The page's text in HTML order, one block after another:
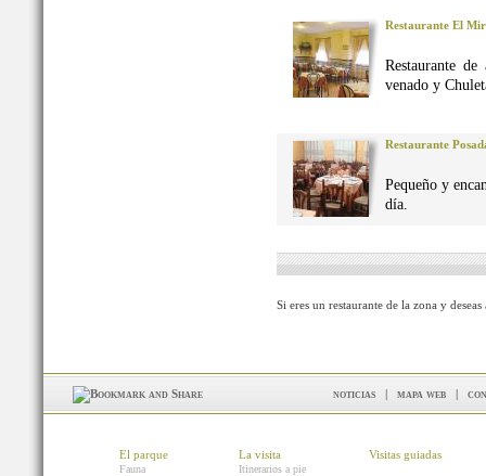
Restaurante El
Restaurante
venado y
Restaurante
Pequeño y
día.
Si eres un restaurante de la zona y
noticias | mapa web |
El parque
Fauna
La visita
Itinerarios a pie
Visitas guiadas